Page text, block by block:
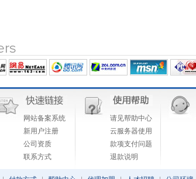
网站备案系统
新用户注册
公司资质
联系方式
请见帮助中心
云服务器使用
款项支付问题
退款说明